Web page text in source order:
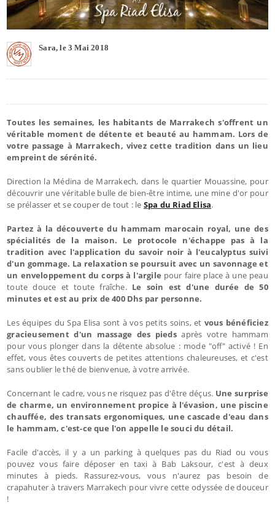
Sara, le 3 Mai 2018
Toutes les semaines, les habitants de Marrakech s'offrent un
véritable moment de détente et beauté au hammam. Lors de
votre passage à Marrakech, vivez cette tradition dans un lieu
empreint de sérénité.
Direction la Médina de Marrakech, dans le quartier Mouassine, pour
découvrir une véritable bulle de bien-être intime, une mine d'or pour
se prélasser et se couper de tout : le Spa du Riad Elisa.
Partez à la découverte du hammam marocain royal, une des
spécialités de la maison. Le protocole n'échappe pas à la
tradition avec l'application du savoir noir à l'eucalyptus suivi
d'un gommage. La relaxation se poursuit avec un savonnage et
un enveloppement du corps à l'argile pour faire place à une peau
toute douce et toute fraîche. Le soin est d'une durée de 50
minutes et est au prix de 400 Dhs par personne.
Les équipes du Spa Elisa sont à vos petits soins, et vous bénéficiez
gracieusement d'un massage des piedsaprès votre hammam
pour vous plonger dans la détente absolue : mode "off" activé ! En
effet, vous êtes couverts de petites attentions chaleureuses, et c'est
sans oublier le thé de bienvenue, à votre arrivée.
Concernant le cadre, vous ne risquez pas d'être déçus. Une surprise
de charme, un environnement propice à l'évasion, une piscine
chauffée, des transats ergonomiques, une cascade d'eau dans
le hammam, c'est-ce que l'on appelle le souci du détail.
Facile d'accès, il y a un parking à quelques pas du Riad ou vous
pouvez vous faire déposer en taxi à Bab Laksour, c'est à deux
minutes à pieds. Rassurez-vous, vous n'aurez pas besoin de
crapahuter à travers Marrakech pour vivre cette odyssée de douceur
!